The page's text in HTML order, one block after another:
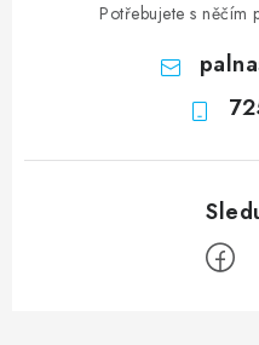
Potřebujete s něčím